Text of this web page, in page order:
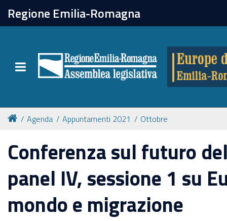
Regione Emilia-Romagna
Toggle navigation
chiudi
Attività
Formazione
Eventi
Tutte le notizie
Newsletter
Agenda Appuntamenti 2021 Ottobre
Conferenza sul futuro
panel IV, sessione 1 su
mondo e migrazione